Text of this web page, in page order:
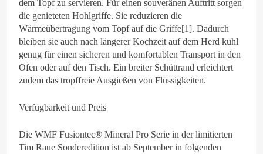
dem Topf zu servieren. Für einen souveränen Auftritt sorgen
die genieteten Hohlgriffe. Sie reduzieren die
Wärmeübertragung vom Topf auf die Griffe[1]. Dadurch
bleiben sie auch nach längerer Kochzeit auf dem Herd kühl
genug für einen sicheren und komfortablen Transport in den
Ofen oder auf den Tisch. Ein breiter Schüttrand erleichtert
zudem das tropffreie Ausgießen von Flüssigkeiten.
Verfügbarkeit und Preis
Die WMF Fusiontec® Mineral Pro Serie in der limitierten
Tim Raue Sonderedition ist ab September in folgenden